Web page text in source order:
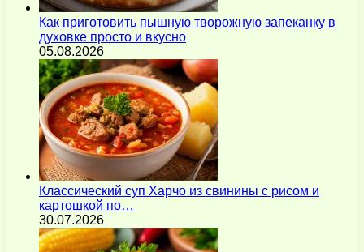
Как приготовить пышную творожную запеканку в
духовке просто и вкусно
05.08.2026
Классический суп Харчо из свинины с рисом и
картошкой по…
30.07.2026